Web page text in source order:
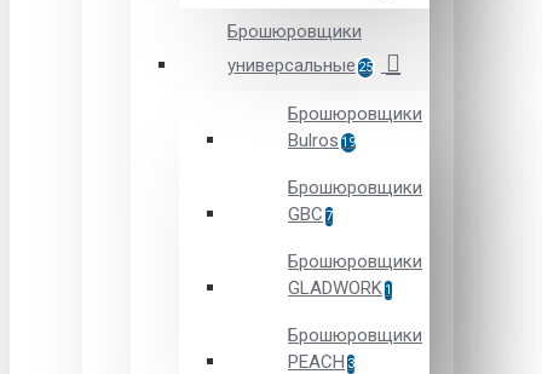
Брошюровщики
универсальные 25
Брошюровщики
Bulros 19
Брошюровщики
GBC 7
Брошюровщики
GLADWORK 1
Брошюровщики
PEACH 3